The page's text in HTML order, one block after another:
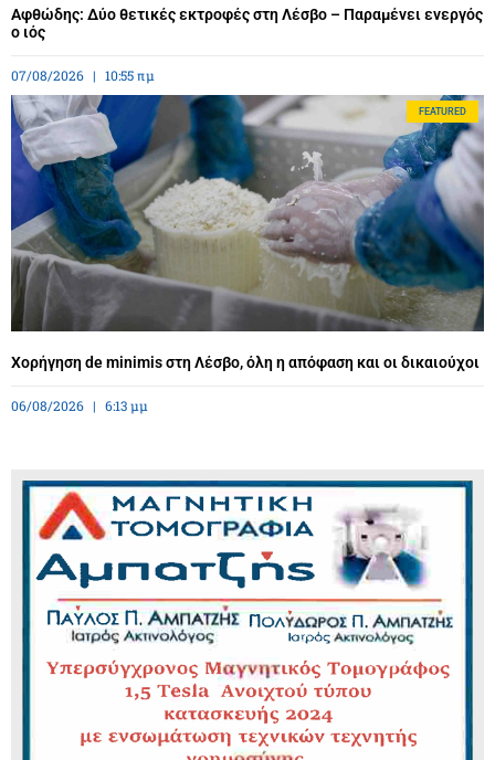
Αφθώδης: Δύο θετικές εκτροφές στη Λέσβο – Παραμένει ενεργός
ο ιός
07/08/2026 10:55 πμ
FEATURED
Χορήγηση de minimis στη Λέσβο, όλη η απόφαση και οι δικαιούχοι
06/08/2026 6:13 μμ